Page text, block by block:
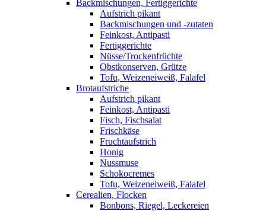
Backmischungen, Fertiggerichte
Aufstrich pikant
Backmischungen und -zutaten
Feinkost, Antipasti
Fertiggerichte
Nüsse/Trockenfrüchte
Obstkonserven, Grütze
Tofu, Weizeneiweiß, Falafel
Brotaufstriche
Aufstrich pikant
Feinkost, Antipasti
Fisch, Fischsalat
Frischkäse
Fruchtaufstrich
Honig
Nussmuse
Schokocremes
Tofu, Weizeneiweiß, Falafel
Cerealien, Flocken
Bonbons, Riegel, Leckereien